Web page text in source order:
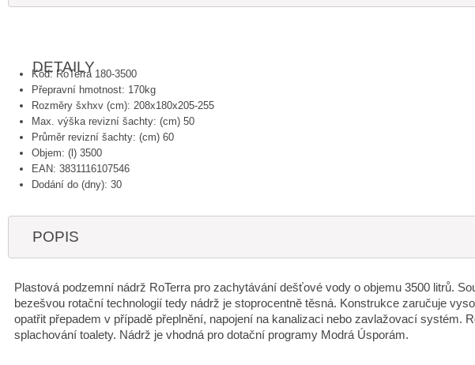
DETAILY
Kód: RoTerra 180-3500
Přepravní hmotnost: 170kg
Rozměry šxhxv (cm): 208x180x205-255
Max. výška revizní šachty: (cm) 50
Průměr revizní šachty: (cm) 60
Objem: (l) 3500
EAN: 3831116107546
Dodání do (dny): 30
POPIS
Plastová podzemní nádrž RoTerra pro zachytávání dešťové vody o objemu 3500 litrů.
bezešvou rotační technologií tedy nádrž je stoprocentně těsná. Konstrukce zaručuje
opatřit přepadem v případě přeplnění, napojení na kanalizaci nebo zavlažovací
splachování toalety. Nádrž je vhodná pro dotační programy Modrá Úsporám.